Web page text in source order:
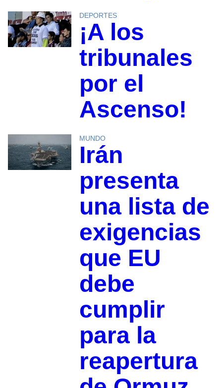
DEPORTES
¡A los
tribunales
por el
Ascenso!
MUNDO
Irán
presenta
una lista de
exigencias
que EU
debe
cumplir
para la
reapertura